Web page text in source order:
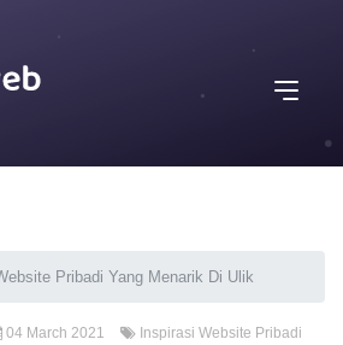
Pribadi Yang Menarik Di Ulik
04 March 2021
Inspirasi Website Pribadi